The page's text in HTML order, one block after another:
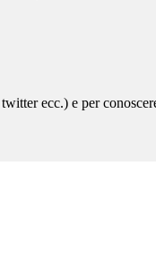
ecc.) e per